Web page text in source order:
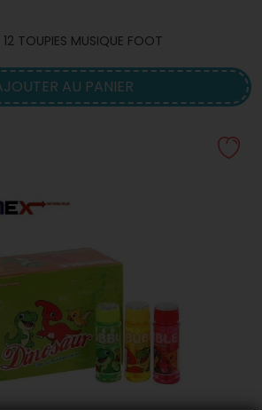
12 TOUPIES MUSIQUE FOOT
AU PANIER